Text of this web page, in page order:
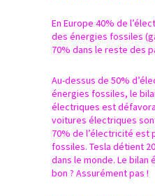
En Europe 40% de
des énergies fossiles
70% dans le reste des
Au-dessus de 50%
énergies fossiles, le
électriques est
voitures électriques
70% de l’électricité est
fossiles. Tesla détient
dans le monde. Le bilan
bon ? Assurément pas !